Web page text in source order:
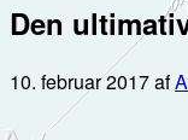
Den
10. februar 2017af